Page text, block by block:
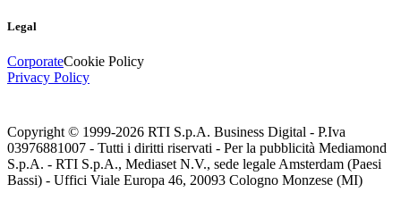
Legal
CorporateCookie Policy
Privacy Policy
Copyright © 1999-2026 RTI S.p.A. Business Digital - P.Iva
03976881007 - Tutti i diritti riservati - Per la pubblicità Mediamond
S.p.A. - RTI S.p.A., Mediaset N.V., sede legale Amsterdam (Paesi
Bassi) - Uffici Viale Europa 46, 20093 Cologno Monzese (MI)